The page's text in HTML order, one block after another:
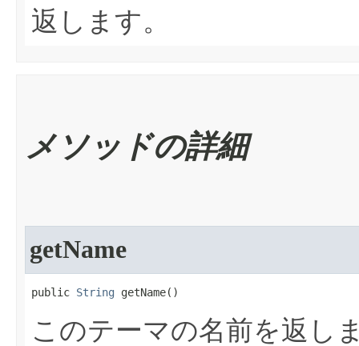
返します。
メソッドの詳細
getName
public String getName​()
このテーマの名前を返し